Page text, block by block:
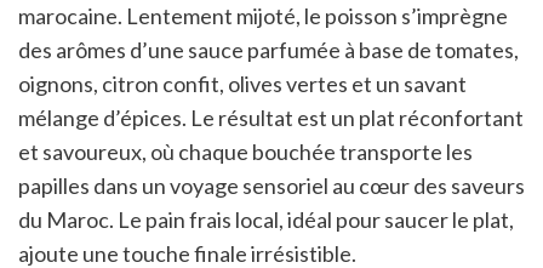
marocaine. Lentement mijoté, le poisson s’imprègne
des arômes d’une sauce parfumée à base de tomates,
oignons, citron confit, olives vertes et un savant
mélange d’épices. Le résultat est un plat réconfortant
et savoureux, où chaque bouchée transporte les
papilles dans un voyage sensoriel au cœur des saveurs
du Maroc. Le pain frais local, idéal pour saucer le plat,
ajoute une touche finale irrésistible.